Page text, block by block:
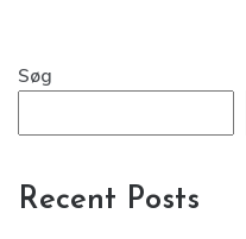
Søg
Recent Posts